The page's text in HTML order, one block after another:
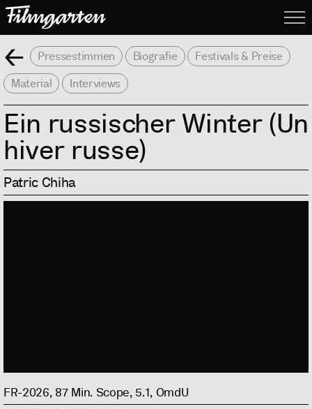
Zurück
Pressestimmen Biografie
Festivals & Preise
Material
Interviews
Ein russischer Winter (Un
hiver russe)
Patric Chiha
FR-2026, 87 Min. Scope, 5.1, OmdU